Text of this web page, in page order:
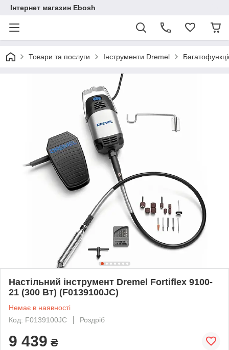
Інтернет магазин Ebosh
Товари та послуги Інструменти Dremel
Настільний інструмент Dremel Fortiflex 9100-
21 (300 Вт) (F0139100JC)
Немає в наявності
Код: F0139100JC
Роздріб
9 439 ₴